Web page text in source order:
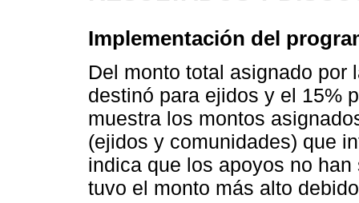
Implementación del
Del monto total asignado por
destinó para ejidos y el 15%
muestra los montos
(ejidos y comunidades) que
indica que los apoyos no
tuvo el monto más alto